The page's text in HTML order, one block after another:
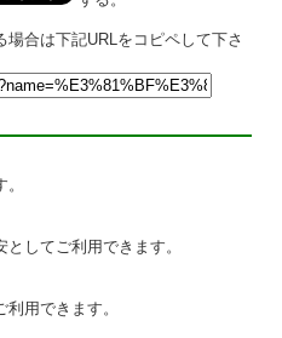
合は下記URLをコピペして下さ
してご利用できます。
用できます。